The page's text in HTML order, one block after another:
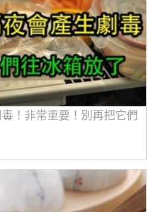
！非常重要！別再把它們